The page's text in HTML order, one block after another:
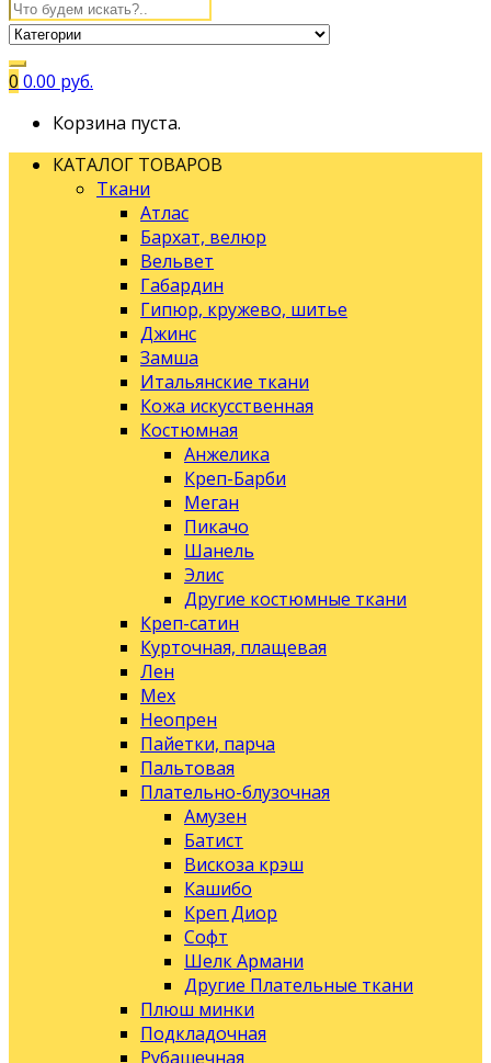
0 0.00 руб.
Корзина пуста.
КАТАЛОГ ТОВАРОВ
Ткани
Атлас
Бархат, велюр
Вельвет
Габардин
Гипюр, кружево, шитье
Джинс
Замша
Итальянские ткани
Кожа искусственная
Костюмная
Анжелика
Креп-Барби
Меган
Пикачо
Шанель
Элис
Другие костюмные ткани
Креп-сатин
Курточная, плащевая
Лен
Мех
Неопрен
Пайетки, парча
Пальтовая
Плательно-блузочная
Амузен
Батист
Вискоза крэш
Кашибо
Креп Диор
Софт
Шелк Армани
Другие Плательные ткани
Плюш минки
Подкладочная
Рубашечная